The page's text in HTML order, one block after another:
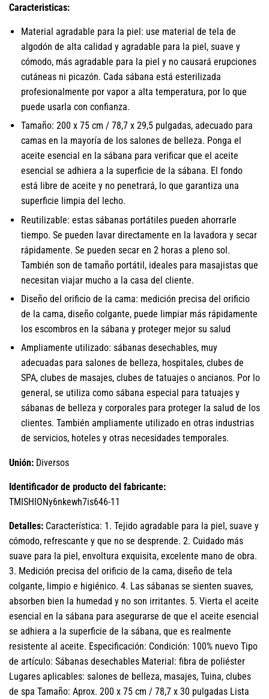
Caracteristicas:
Material agradable para la piel: use material de tela de
algodón de alta calidad y agradable para la piel, suave y
cómodo, más agradable para la piel y no causará erupciones
cutáneas ni picazón. Cada sábana está esterilizada
profesionalmente por vapor a alta temperatura, por lo que
puede usarla con confianza.
Tamaño: 200 x 75 cm / 78,7 x 29,5 pulgadas, adecuado para
camas en la mayoría de los salones de belleza. Ponga el
aceite esencial en la sábana para verificar que el aceite
esencial se adhiera a la superficie de la sábana. El fondo
está libre de aceite y no penetrará, lo que garantiza una
superficie limpia del lecho.
Reutilizable: estas sábanas portátiles pueden ahorrarle
tiempo. Se pueden lavar directamente en la lavadora y secar
rápidamente. Se pueden secar en 2 horas a pleno sol.
También son de tamaño portátil, ideales para masajistas que
necesitan viajar mucho a la casa del cliente.
Diseño del orificio de la cama: medición precisa del orificio
de la cama, diseño colgante, puede limpiar más rápidamente
los escombros en la sábana y proteger mejor su salud
Ampliamente utilizado: sábanas desechables, muy
adecuadas para salones de belleza, hospitales, clubes de
SPA, clubes de masajes, clubes de tatuajes o ancianos. Por lo
general, se utiliza como sábana especial para tatuajes y
sábanas de belleza y corporales para proteger la salud de los
clientes. También ampliamente utilizado en otras industrias
de servicios, hoteles y otras necesidades temporales.
Unión: Diversos
Identificador de producto del fabricante:
TMISHIONy6nkewh7is646-11
Detalles: Característica: 1. Tejido agradable para la piel, suave y
cómodo, refrescante y que no se desprende. 2. Cuidado más
suave para la piel, envoltura exquisita, excelente mano de obra.
3. Medición precisa del orificio de la cama, diseño de tela
colgante, limpio e higiénico. 4. Las sábanas se sienten suaves,
absorben bien la humedad y no son irritantes. 5. Vierta el aceite
esencial en la sábana para asegurarse de que el aceite esencial
se adhiera a la superficie de la sábana, que es realmente
resistente al aceite. Especificación: Condición: 100% nuevo Tipo
de artículo: Sábanas desechables Material: fibra de poliéster
Lugares aplicables: salones de belleza, masajes, Tuina, clubes
de spa Tamaño: Aprox. 200 x 75 cm / 78,7 x 30 pulgadas Lista